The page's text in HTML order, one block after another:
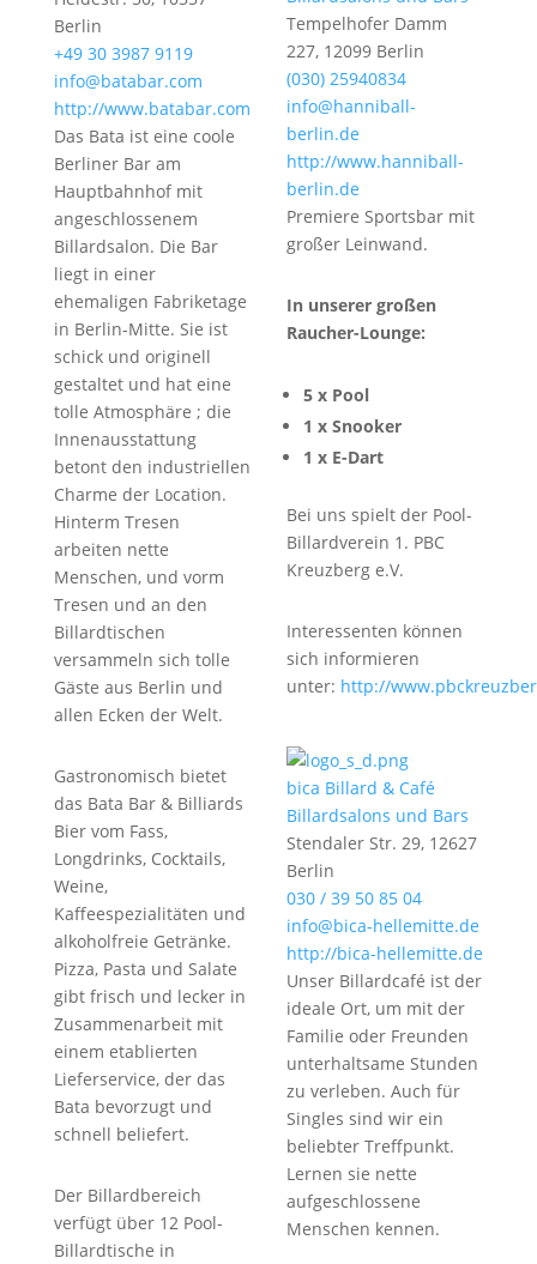
Berlin
+49 30 3987 9119
info@batabar.com
http://www.batabar.com
Das Bata ist eine coole
Berliner Bar am
Hauptbahnhof mit
angeschlossenem
Billardsalon. Die Bar
liegt in einer
ehemaligen Fabriketage
in Berlin-Mitte. Sie ist
schick und originell
gestaltet und hat eine
tolle Atmosphäre ; die
Innenausstattung
betont den industriellen
Charme der Location.
Hinterm Tresen
arbeiten nette
Menschen, und vorm
Tresen und an den
Billardtischen
versammeln sich tolle
Gäste aus Berlin und
allen Ecken der Welt.
Gastronomisch bietet
das Bata Bar & Billiards
Bier vom Fass,
Longdrinks, Cocktails,
Weine,
Kaffeespezialitäten und
alkoholfreie Getränke.
Pizza, Pasta und Salate
gibt frisch und lecker in
Zusammenarbeit mit
einem etablierten
Lieferservice, der das
Bata bevorzugt und
schnell beliefert.
Der Billardbereich
verfügt über 12 Pool-
Billardtische in
Tempelhofer Damm
227, 12099 Berlin
(030) 25940834
info@hanniball-
berlin.de
http://www.hanniball-
berlin.de
Premiere Sportsbar mit
großer Leinwand.
In unserer großen
Raucher-Lounge:
5 x Pool
1 x Snooker
1 x E-Dart
Bei uns spielt der Pool-
Billardverein 1. PBC
Kreuzberg e.V.
Interessenten können
sich informieren
unter: http://
bica Billard & Café
Billardsalons und Bars
Stendaler Str. 29, 12627
Berlin
030 / 39 50 85 04
info@bica-hellemitte.de
http://bica-hellemitte.de
Unser Billardcafé ist der
ideale Ort, um mit der
Familie oder Freunden
unterhaltsame Stunden
zu verleben. Auch für
Singles sind wir ein
beliebter Treffpunkt.
Lernen sie nette
aufgeschlossene
Menschen kennen.